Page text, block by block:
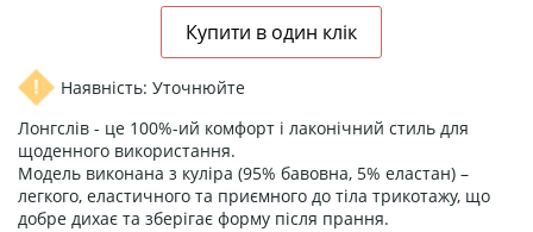
Наявність: Уточнюйте
Лонгслів - це 100%-ий комфорт і лаконічний стиль для
щоденного використання.
Модель виконана з куліра (95% бавовна, 5% еластан) –
легкого, еластичного та приємного до тіла трикотажу, що
добре дихає та зберігає форму після прання.